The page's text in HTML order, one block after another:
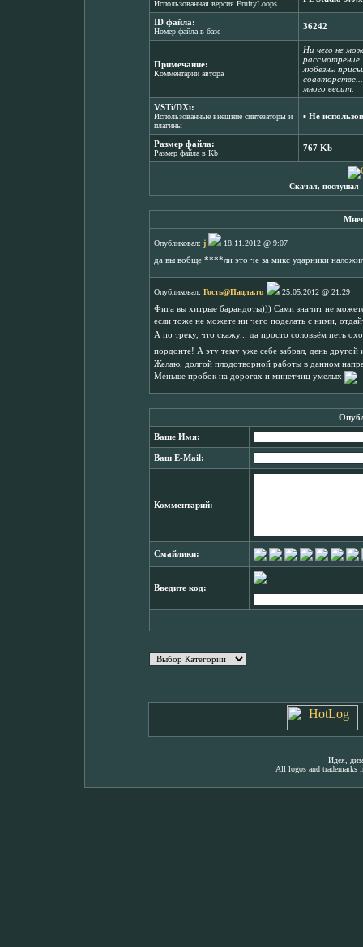
Использованная версия FruityLoops
ID файла:
Номер файла в базе
36242
Примечание:
Комментарии автора
Ни чего не
любезны
много весит.
VSTi/DXi:
Использованные внешние синтезаторы и
плагины
▪ Не
Размер файла:
Размер файла в Kb
767 Kb
Скачал, послушал
Опубликовал: j
18.11.2012 @ 9:07
да вы вобще ****ли это че за микс ударники
Опубликовал: Гость@Падла.ru
25.05.2012 @ 21:29
Фига вы хитрые барандоты))) Сами значит не
если тоже не можете ни чего поделать с ними,
А по треку, что скажу... да просто соловьём петь
пордонте! А эту тему уже себе забрал, день
Желаю, долгой плодотворной работы в данном
Меньше пробок на дорогах и минетчиц умелых
Ваше Имя:
Ваш E-Mail:
Комментарий:
Смайлики:
Введите код:
Идея,
All logos and trademarks